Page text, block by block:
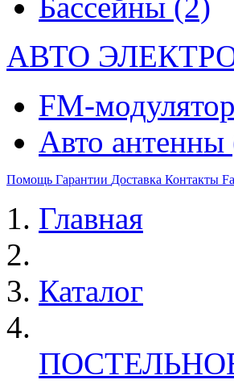
АВТО
FM-
Авто антенны
Помощь Гарантии Доставка Контакты
Главная
Каталог